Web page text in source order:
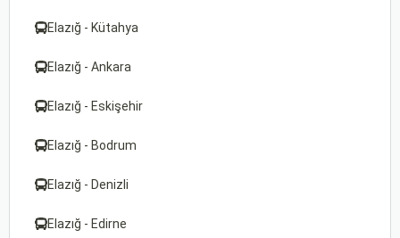
Elazığ - Kütahya
Elazığ - Ankara
Elazığ - Eskişehir
Elazığ - Bodrum
Elazığ - Denizli
Elazığ - Edirne